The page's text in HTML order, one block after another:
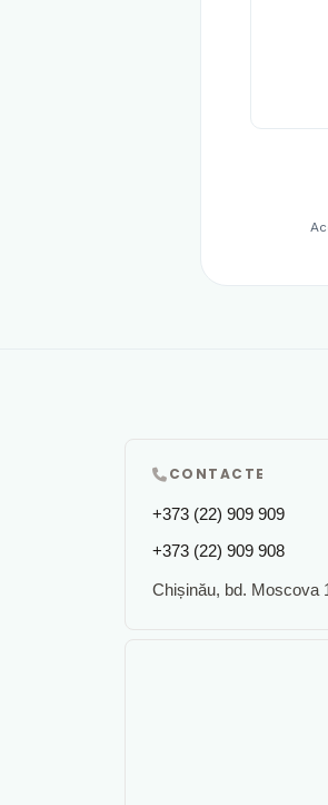
CONTACTE
+373 (22) 909 909
+373 (22) 909 908
Chișinău, bd. Moscova